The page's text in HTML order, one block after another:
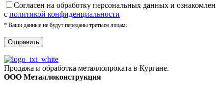
Cогласен на обработку персональных данных и ознакомлен
с политикой конфиденциальности
* Ваши данные не будут переданы третьим лицам.
Продажа и обработка металлопроката в Кургане.
ООО Металлоконструкция